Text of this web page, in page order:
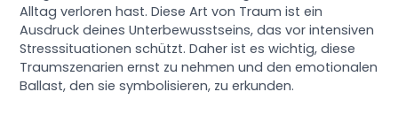
Alltag verloren hast. Diese Art von Traum ist ein
Ausdruck deines Unterbewusstseins, das vor intensiven
Stresssituationen schützt. Daher ist es wichtig, diese
Traumszenarien ernst zu nehmen und den emotionalen
Ballast, den sie symbolisieren, zu erkunden.